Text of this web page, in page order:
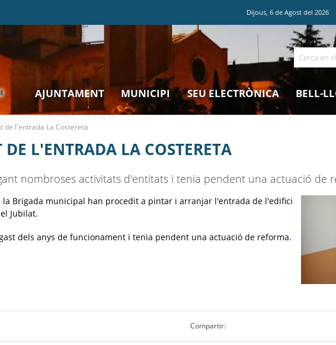
Dijous,6 deAgost del2026
Cerca
AJUNTAMENT MUNICIPI SEU ELECTRÒNICA BELL-
de l'entrada La Costereta
L'ENTRADA LA COSTERETA
nombroses activitats d'entitats i tenia pendent una actuació de
la Brigada municipal han procedit a pintar i arranjar l'entrada de l'edifici
Jubilat.
dels anys de funcionament i tenia pendent una actuació de reforma.
Compartir: